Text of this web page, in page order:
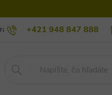
+421 948 847 888
osobných údajov podlahovo.sk